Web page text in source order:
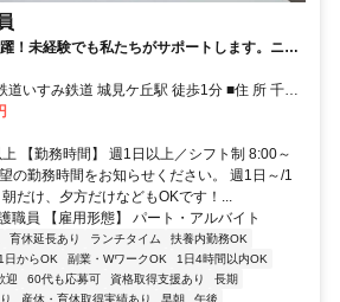
！未経験でも私たちがサポートします。ニチ
んか？
すみ鉄道 城見ケ丘駅 徒歩1分 ■住 所 千葉
ﾄB号棟 ■アクセス いすみ鉄道い
歩1分
上 【勤務時間】 週1日以上／シフト制 8:00～
の勤務時間をお知らせください。 週1日～/1
だけ、夕方だけなどもOKです！...
職員 【雇用形態】 パート・アルバイト
育休延長あり ランチタイム
扶養内勤務OK
日からOK 副業・WワークOK
1日4時間以内OK
迎 60代も応募可 資格取得支援あり
長期
産休・育休取得実績あり 早朝 午後